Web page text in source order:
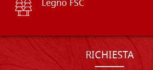
Legno FSC
RICHIESTA